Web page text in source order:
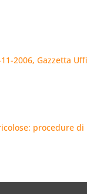
2006, Gazzetta
procedure di